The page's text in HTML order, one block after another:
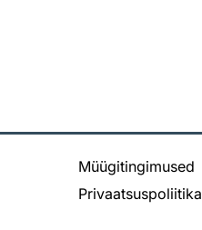
Müügitingimused
Privaatsuspoliitika